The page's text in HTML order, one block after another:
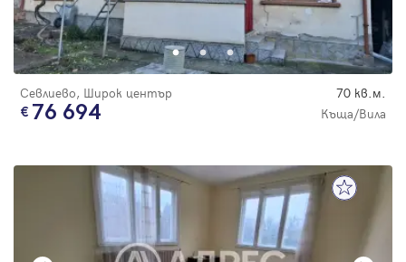
Севлиево, Широк център 70 кв.м.
76 694 Къща/Вила